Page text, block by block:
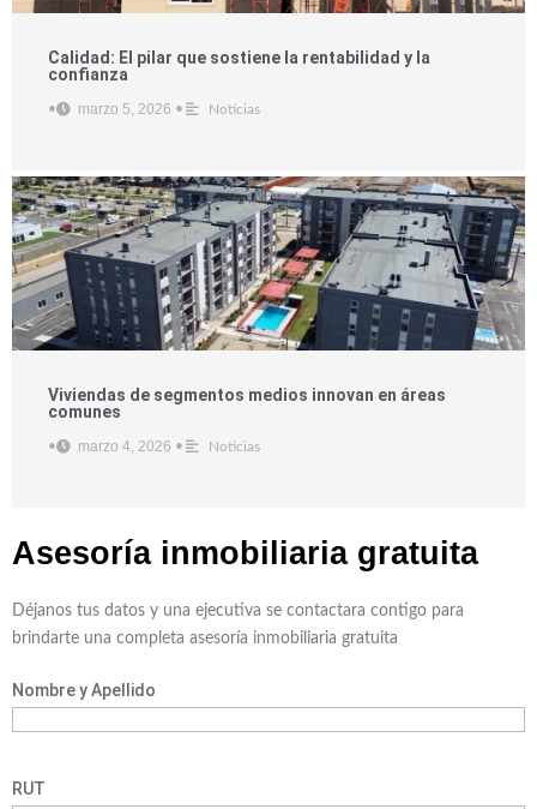
Calidad: El pilar que sostiene la rentabilidad y la
confianza
• marzo 5, 2026 • Noticias
Viviendas de segmentos medios innovan en áreas
comunes
• marzo 4, 2026 • Noticias
Asesoría inmobiliaria gratuita
Déjanos tus datos y una ejecutiva se contactara contigo para
brindarte una completa asesoría inmobiliaria gratuita
Nombre y Apellido
RUT